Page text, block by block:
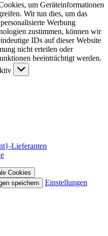
um Geräteinformationen
Wir tun dies, um das
Werbung
zustimmen, können wir
IDs auf dieser Website
nicht erteilen oder
beeinträchtigt werden.
Lieferanten
Cookies
speichern
Einstellungen